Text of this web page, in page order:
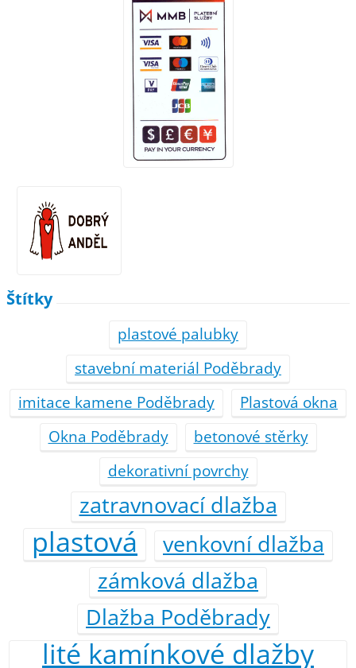
Štítky
plastové palubky
stavební materiál Poděbrady
imitace kamene Poděbrady
Plastová okna
Okna Poděbrady
betonové stěrky
dekorativní povrchy
zatravnovací dlažba
plastová
venkovní dlažba
zámková dlažba
Dlažba Poděbrady
lité kamínkové dlažby